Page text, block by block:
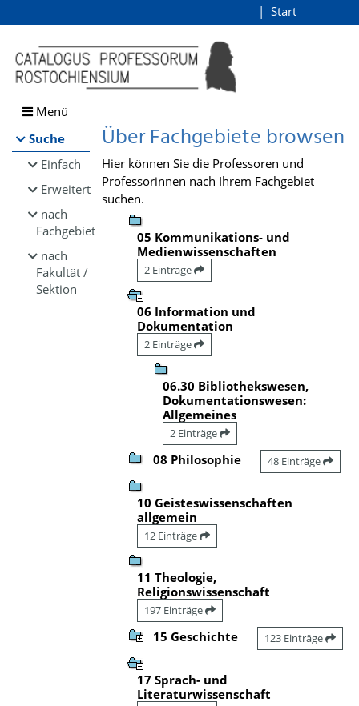
Browsen
direkt zum Inhalt
Start
Menü
Suche
Einfach
Erweitert
nach
Fachgebiet
nach
Fakultät /
Sektion
Über Fachgebiete browsen
Hier können Sie die Professoren und
Professorinnen nach Ihrem Fachgebiet
suchen.
05 Kommunikations- und
Medienwissenschaften
2 Einträge
06 Information und
Dokumentation
2 Einträge
06.30 Bibliothekswesen,
Dokumentationswesen:
Allgemeines
2 Einträge
08 Philosophie 48 Einträge
10 Geisteswissenschaften
allgemein
12 Einträge
11 Theologie,
Religionswissenschaft
197 Einträge
15 Geschichte 123 Einträge
17 Sprach- und
Literaturwissenschaft